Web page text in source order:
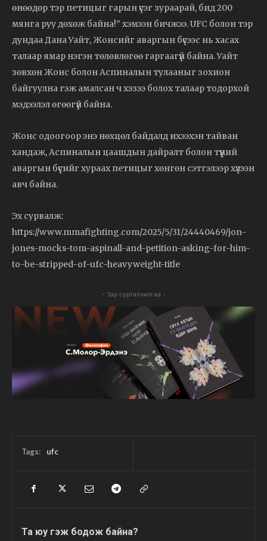
өнөөдөр тэр петицыг гарын үсэг зураарай, бид 200
мянга руу дөхөж байна!” хэмээн бичжээ. UFC болон тэр
дундаа Дана Уайт, Жонсийг аваргын бүсээс нь хасах
талаар ямар нэгэн төлөвлөгөө гаргаагүй байна. Уайт
зөвхөн Жонс болон Аспиналын тулааныг зохион
байгуулна гэж амалсан ч хэзээ болох талаар тодорхой
мэдээлэл өгөөгүй байна.
Жонс одоогоор энэ нөхцөл байдалд ихээхэн тайван
хандаж, Аспиналын цаашдын дайралт болон түүний
аваргын бүсийг хураах петицыг хөнгөн сэтгэлээр хүлээн
авч байна.
Эх сурвалж:
https://www.mmafighting.com/2025/5/31/24440469/jon-
jones-mocks-tom-aspinall-and-petition-asking-for-him-
to-be-stripped-of-ufc-heavyweight-title
- Зар сурталчилгаа -
Tags: ufc
Та юу гэж бодож байна?